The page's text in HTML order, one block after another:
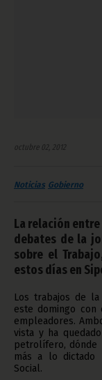
octubre 02, 2012
Noticias Gobierno
La relación
debates de la
sobre el
estos días en
Los trabajos de
este domingo
empleadores.
vista y ha
petrolífero, dónde
más a lo dictado
Social.